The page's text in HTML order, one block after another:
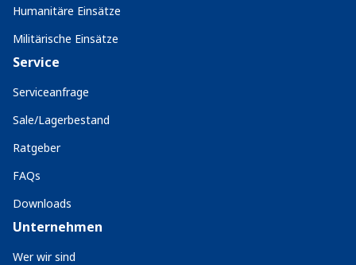
Humanitäre Einsätze
Militärische Einsätze
Service
Serviceanfrage
Sale/Lagerbestand
Ratgeber
FAQs
Downloads
Unternehmen
Wer wir sind